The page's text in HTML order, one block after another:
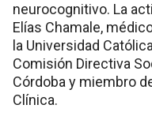
neurocognitivo. La
Elías Chamale,
la Universidad
Comisión Directiva
Córdoba y miembro
Clínica.